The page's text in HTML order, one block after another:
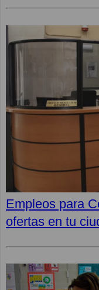
Empleos para
ofertas en tu